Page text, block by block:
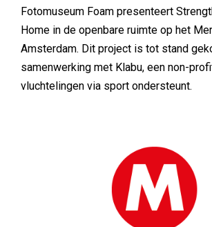
Fotomuseum Foam presenteert
Home in de openbare ruimte op het
Amsterdam. Dit project is tot stand
samenwerking met Klabu, een non-
vluchtelingen via sport ondersteunt.